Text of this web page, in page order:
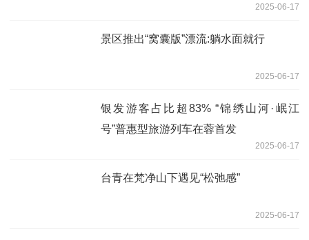
2025-06-17
景区推出“窝囊版”漂流:躺水面就行
2025-06-17
银发游客占比超83% “锦绣山河·岷江
号”普惠型旅游列车在蓉首发
2025-06-17
台青在梵净山下遇见“松弛感”
2025-06-17